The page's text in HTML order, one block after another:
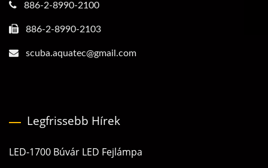
886-2-8990-2100
886-2-8990-2103
scuba.aquatec@gmail.com
Legfrissebb Hírek
LED-1700 Búvár LED Fejlámpa